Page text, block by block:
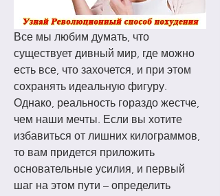
Все мы любим думать, что
существует дивный мир, где можно
есть все, что захочется, и при этом
сохранять идеальную фигуру.
Однако, реальность гораздо жестче,
чем наши мечты. Если вы хотите
избавиться от лишних килограммов,
то вам придется приложить
основательные усилия, и первый
шаг на этом пути – определить